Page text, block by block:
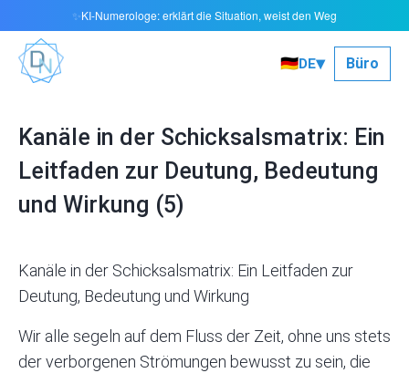
🇩🇪DE▾ Büro
Kanäle in der Schicksalsmatrix: Ein
Leitfaden zur Deutung, Bedeutung
und Wirkung (5)
Kanäle in der Schicksalsmatrix: Ein Leitfaden zur
Deutung, Bedeutung und Wirkung
Wir alle segeln auf dem Fluss der Zeit, ohne uns stets
der verborgenen Strömungen bewusst zu sein, die
✨KI-Numerologe: erklärt die Situation, weist den Weg